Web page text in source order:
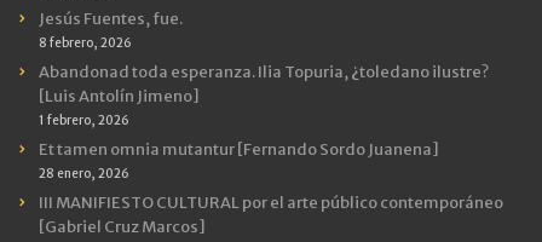
Jesús Fuentes, fue.
8 febrero, 2026
Abandonad toda esperanza. Ilia Topuria, ¿toledano ilustre?
[Luis Antolín Jimeno]
1 febrero, 2026
Et tamen omnia mutantur [Fernando Sordo Juanena]
28 enero, 2026
III MANIFIESTO CULTURAL por el arte público contemporáneo
[Gabriel Cruz Marcos]